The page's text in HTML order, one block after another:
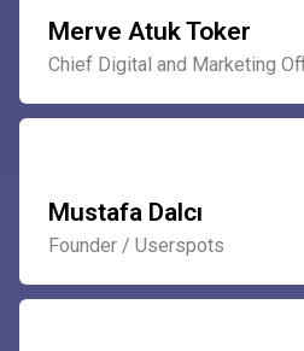
Merve Atuk Toker
Chief Digital and Marketing
Mustafa Dalcı
Founder / Userspots